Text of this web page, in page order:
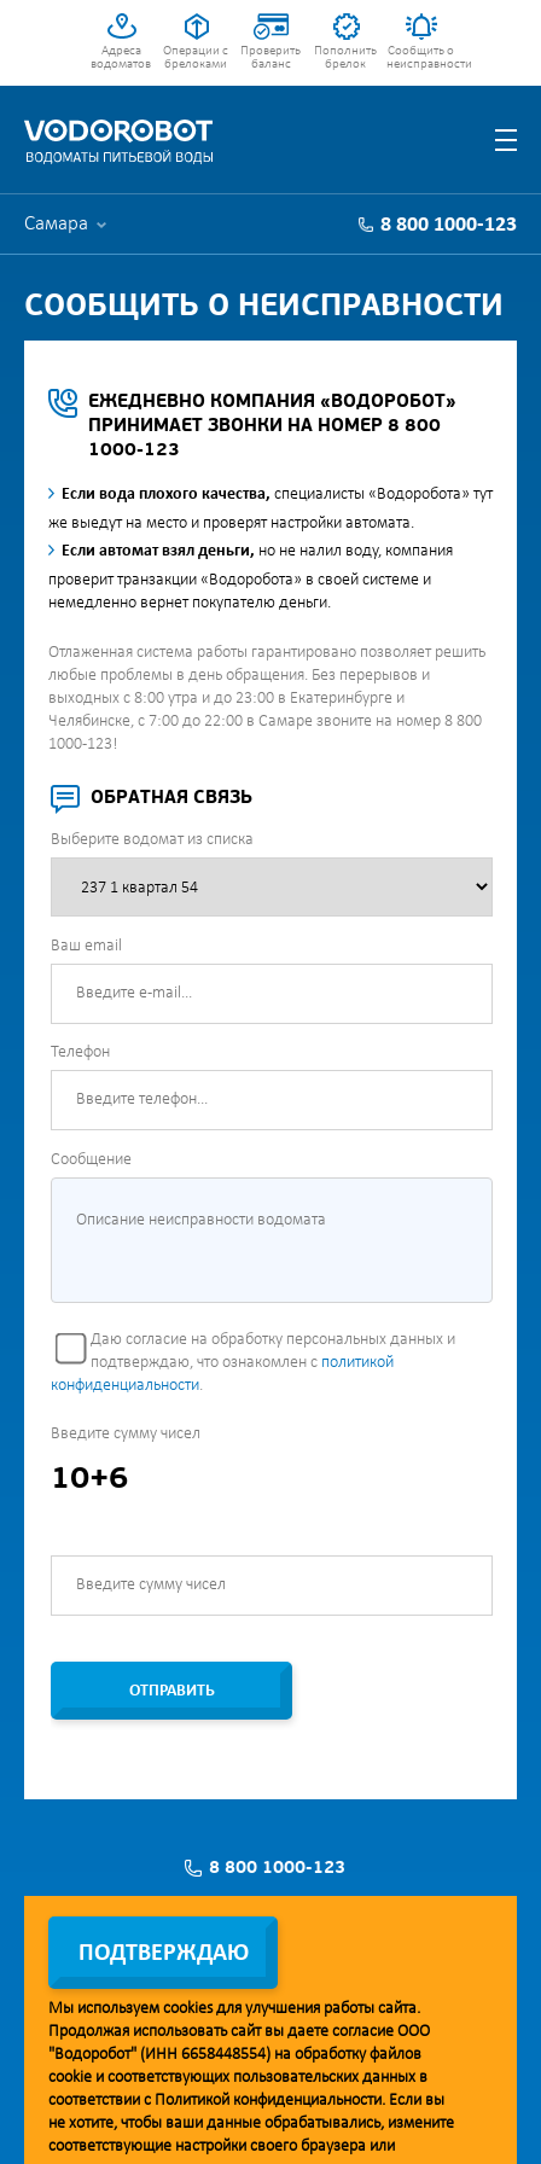
Адреса
водоматов
Операции с
брелоками
Проверить
баланс
Пополнить
брелок
Сообщить о
неисправности
Самара 8 800 1000-123
СООБЩИТЬ О НЕИСПРАВНОСТИ
ЕЖЕДНЕВНО КОМПАНИЯ «ВОДОРОБОТ»
ПРИНИМАЕТ ЗВОНКИ НА НОМЕР 8 800
1000-123
Если вода плохого качества, специалисты «Водоробота» тут
же выедут на место и проверят настройки автомата.
Если автомат взял деньги, но не налил воду, компания
проверит транзакции «Водоробота» в своей системе и
немедленно вернет покупателю деньги.
Отлаженная система работы гарантировано позволяет решить
любые проблемы в день обращения. Без перерывов и
выходных с 8:00 утра и до 23:00 в Екатеринбурге и
Челябинске, с 7:00 до 22:00 в Самаре звоните на номер 8 800
1000-123!
ОБРАТНАЯ СВЯЗЬ
Выберите водомат из списка
Ваш email
Телефон
Сообщение
Даю согласие на обработку персональных данных и
подтверждаю, что ознакомлен с политикой
конфиденциальности.
Введите сумму чисел
10+6
ОТПРАВИТЬ
8 800 1000-123
Заявка на установку
Мобильное приложение Vodorobot
ПОДТВЕРЖДАЮ
Мы используем cookiesдля улучшения работы сайта.
Продолжая использовать сайт вы даете согласие ООО
"Водоробот" (ИНН 6658448554) на обработку файлов
cookie и соответствующих пользовательских данных в
соответствии с Политикой конфиденциальности. Если вы
не хотите, чтобы ваши данные обрабатывались, измените
соответствующие настройки своего браузера или